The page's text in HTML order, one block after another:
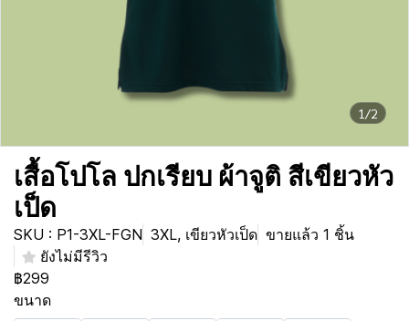
1/2
เสื้อโปโล ปกเรียบ ผ้าจูติ สีเขียวหัว
เป็ด
SKU : P1-3XL-FGN 3XL, เขียวหัวเป็ด ขายแล้ว 1 ชิ้น
ยังไม่มีรีวิว
฿299
ขนาด